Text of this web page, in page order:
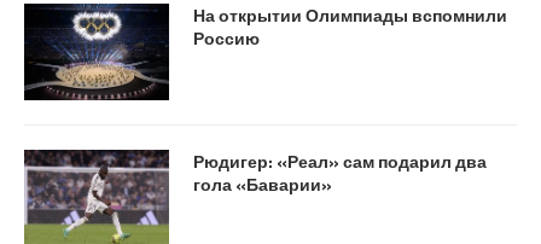
На открытии Олимпиады вспомнили
Россию
Рюдигер: «Реал» сам подарил два
гола «Баварии»